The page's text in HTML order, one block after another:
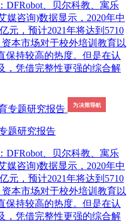
DFRobot、贝尔科教、寓乐
媒咨询)数据显示，2020年中
元，预计2021年将达到5710
本市场对于校外培训教育以
保持较高的热度。但是在认
，凭借完整性更强的综合解
题研究报告
DFRobot、贝尔科教、寓乐
媒咨询)数据显示，2020年中
元，预计2021年将达到5710
本市场对于校外培训教育以
保持较高的热度。但是在认
，凭借完整性更强的综合解